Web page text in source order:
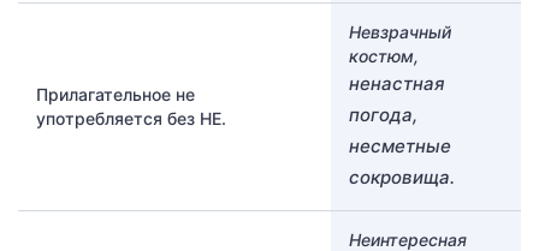
Прилагательное не
употребляется без НЕ.
Невзрачный
костюм,
ненастная
погода,
несметные
сокровища.
Неинтересная